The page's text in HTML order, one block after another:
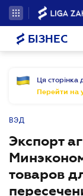
БІЗНЕС
Ця сторінка
Перейти на
ВЭД
Экспорт
товаров